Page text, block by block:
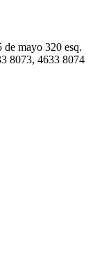
mayo 320 esq.
8073, 4633 8074